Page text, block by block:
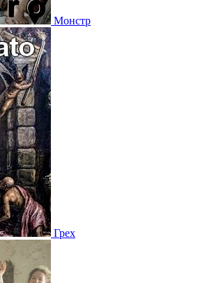
Монстр
Грех